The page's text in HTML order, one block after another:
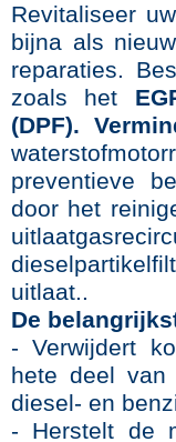
Revitaliseer
bijna als
reparaties.
zoals het
(DPF).
preventieve
door het
uitlaat..
De
- Verwijdert
hete deel van
diesel- en
- Herstelt de